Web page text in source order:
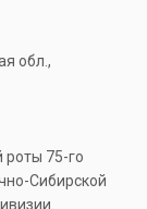
обл.,
75-го
Сибирской